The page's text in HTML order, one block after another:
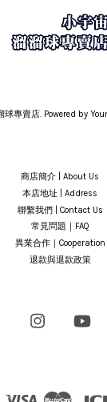
專賣店. Powered by
商店簡介 | About Us
本店地址 | Address
聯繫我們 | Contact Us
常見問題｜FAQ
異業合作｜Cooperation
退款與退款政策
Facebook Instagram
Visa Master